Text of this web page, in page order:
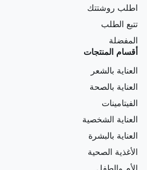
اطلب روشتتك
تتبع الطلب
المفضلة
أقسام المنتجات
العناية بالشعر
العناية بالصحة
الفيتامينات
العناية الشخصية
العناية بالبشرة
الأغذية الصحية